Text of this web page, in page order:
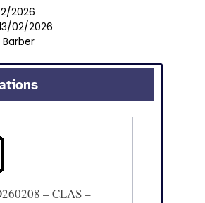
2026
02/2026
– CLAS –